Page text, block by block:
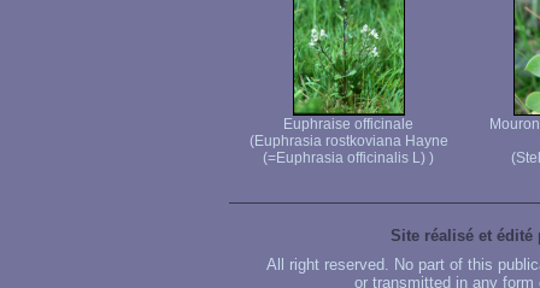
Euphraise officinale
(Euphrasia rostkoviana Hayne
(=Euphrasia officinalis L) )
Site réalisé et édité
All right reserved. No part of this
or transmitted in any